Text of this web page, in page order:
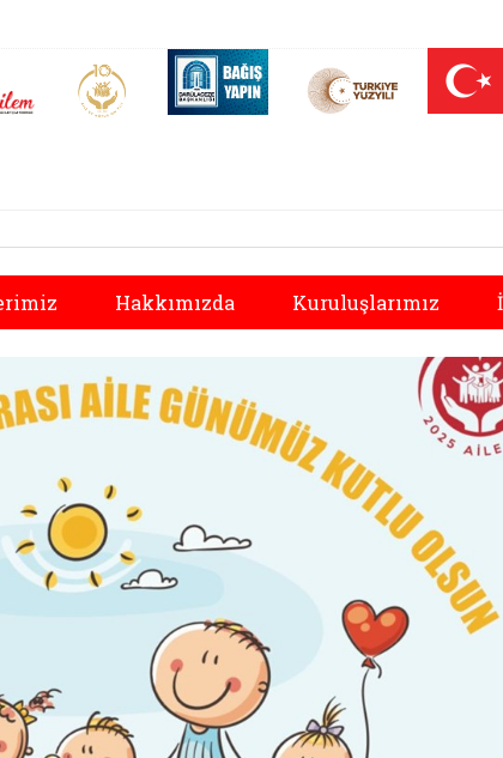
(yeni sekmede açılır)
AİLEM İletişim Merkezi (yeni sekmede açılır)
Aile ve Nüfus On Yılı (yeni sekmede açılır)
Darülaceze bağış sayfası (yeni
Hakkımızda Kuruluşlarımız